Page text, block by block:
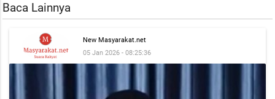
Baca Lainnya
New Masyarakat.net
05 Jan 2026 - 08:25:36